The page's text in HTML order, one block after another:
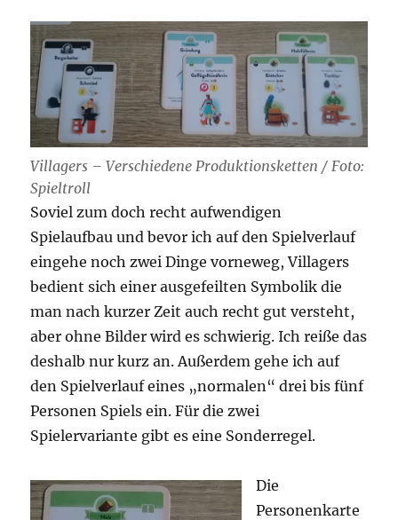
Villagers – Verschiedene Produktionsketten / Foto:
Spieltroll
Soviel zum doch recht aufwendigen
Spielaufbau und bevor ich auf den Spielverlauf
eingehe noch zwei Dinge vorneweg, Villagers
bedient sich einer ausgefeilten Symbolik die
man nach kurzer Zeit auch recht gut versteht,
aber ohne Bilder wird es schwierig. Ich reiße das
deshalb nur kurz an. Außerdem gehe ich auf
den Spielverlauf eines „normalen“ drei bis fünf
Personen Spiels ein. Für die zwei
Spielervariante gibt es eine Sonderregel.
Die
Personenkarte